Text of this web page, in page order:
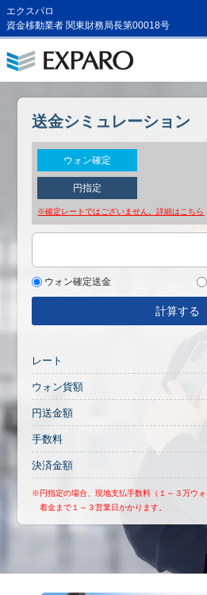
エクスパロ
資金移動業者 関東財務局長第00018号
送金シミュレーション
ウォン確定
円指定
※確定レートではございません。詳細は こちら
ウォン確定送金
計算する
レート
ウォン貨額
円送金額
手数料
決済金額
※円指定の場合、現地支払手数料（１～３万ウォ
着金まで１～３営業日かかります。